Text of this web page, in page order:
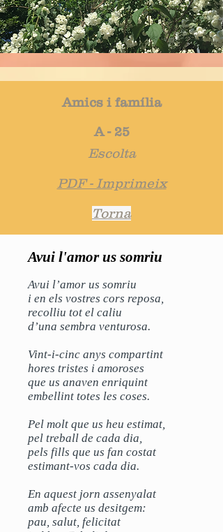
Amics i família
A - 25
Escolta
PDF - Imprimeix
Torna
Avui l'amor us somriu
Avui l’amor us somriu
i en els vostres cors reposa,
recolliu tot el caliu
d’una sembra venturosa.
Vint-i-cinc anys compartint
hores tristes i amoroses
que us anaven enriquint
embellint totes les coses.
Pel molt que us heu estimat,
pel treball de cada dia,
pels fills que us fan costat
estimant-vos cada dia.
En aquest jorn assenyalat
amb afecte us desitgem:
pau, salut, felicitat